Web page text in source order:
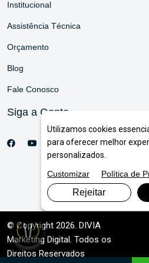
Institucional
Assistência Técnica
Orçamento
Blog
Fale Conosco
Siga a Gente
© Copyright 2026. DIVIA
Marketing Digital. Todos os
Direitos Reservados
Utilizamos cookies
para oferecer melhor
personalizados.
Customizar
Política de
Rejeitar